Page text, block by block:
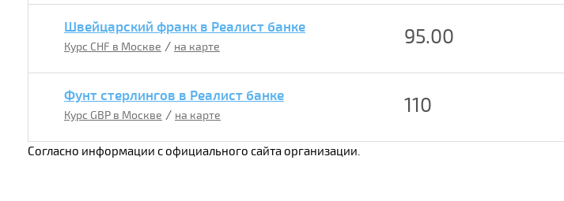
Швейцарский франк в Реалист банке
Курс CHF в Москве / на карте 95.00
Фунт стерлингов в Реалист банке
Курс GBP в Москве / на карте 110
Согласно информации с официального сайта организации.